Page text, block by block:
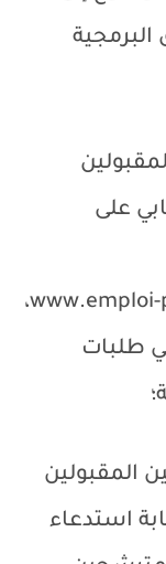
البرمجية
على
،
طلبات
المقبولين
استدعاء